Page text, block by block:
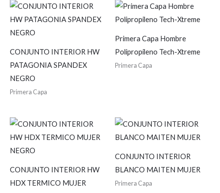
CONJUNTO INTERIOR HW
PATAGONIA SPANDEX
NEGRO
Primera Capa
Primera Capa Hombre
Polipropileno Tech-Xtreme
Primera Capa
CONJUNTO INTERIOR HW
HDX TERMICO MUJER
CONJUNTO INTERIOR
BLANCO MAITEN MUJER
Primera Capa